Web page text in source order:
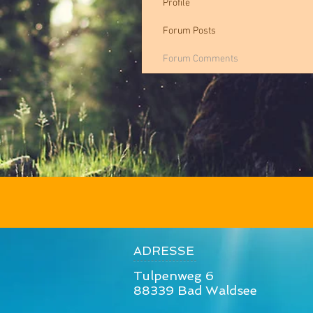
Profile
Forum Posts
Forum Comments
ADRESSE
Tulpenweg 6
88339 Bad Waldsee